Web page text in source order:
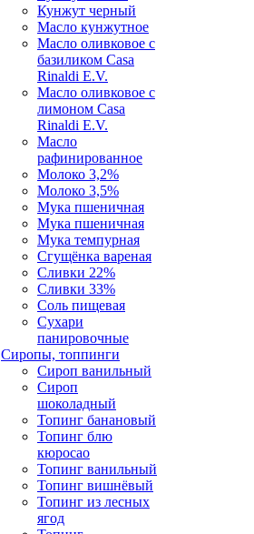
Кунжут черный
Масло кунжутное
Масло оливковое с
базиликом Casa
Rinaldi E.V.
Масло оливковое с
лимоном Casa
Rinaldi E.V.
Масло
рафинированное
Молоко 3,2%
Молоко 3,5%
Мука пшеничная
Мука пшеничная
Мука темпурная
Сгущёнка вареная
Сливки 22%
Сливки 33%
Соль пищевая
Сухари
панировочные
Сиропы, топпинги
Сироп ванильный
Сироп
шоколадный
Топинг банановый
Топинг блю
кюросао
Топинг ванильный
Топинг вишнёвый
Топинг из лесных
ягод